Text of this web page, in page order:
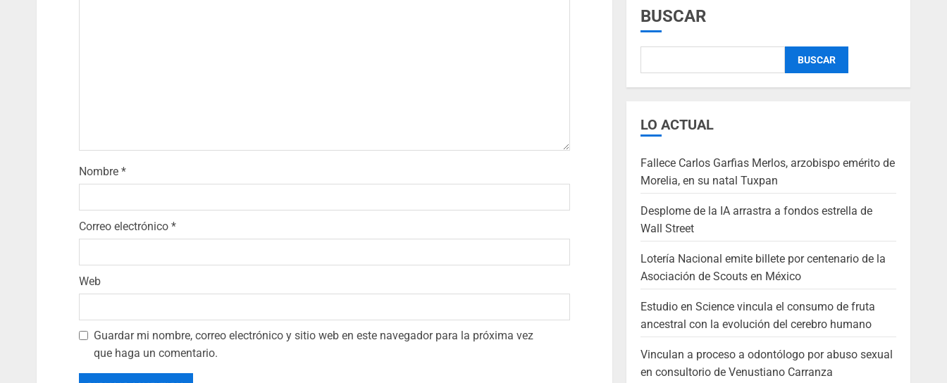
Nombre *
Correo electrónico *
Web
Guardar mi nombre, correo electrónico y sitio web en este navegador para la próxima vez
que haga un comentario.
BUSCAR
BUSCAR
LO ACTUAL
Fallece Carlos Garfias Merlos, arzobispo emérito de
Morelia, en su natal Tuxpan
Desplome de la IA arrastra a fondos estrella de
Wall Street
Lotería Nacional emite billete por centenario de la
Asociación de Scouts en México
Estudio en Science vincula el consumo de fruta
ancestral con la evolución del cerebro humano
Vinculan a proceso a odontólogo por abuso sexual
en consultorio de Venustiano Carranza